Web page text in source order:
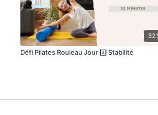
Défi Pilates Rouleau Jour 2️⃣ Stabilité